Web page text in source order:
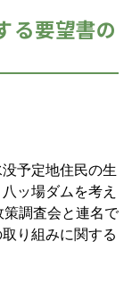
る要望書の
予定地住民の生
ッ場ダムを考え
調査会と連名で
り組みに関する